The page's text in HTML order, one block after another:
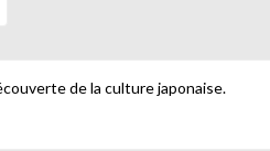
de la culture japonaise.